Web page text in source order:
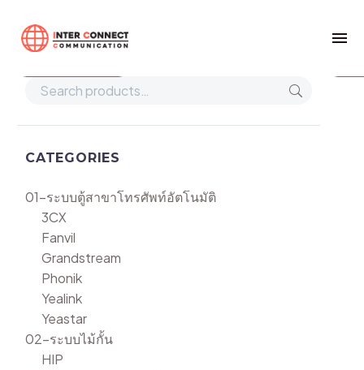
Home
CATEGORIES
01-ระบบตู้สาขาโทรศัพท์อัตโนมัติ
3CX
Fanvil
Grandstream
Phonik
Yealink
Yeastar
02-ระบบไม้กั้น
HIP